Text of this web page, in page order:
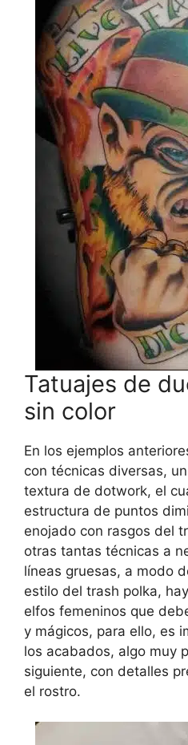
Tatuajes de
sin color
En los ejemplos
con técnicas diversas,
textura de dotwork, el
estructura de puntos
enojado con rasgos del
otras tantas técnicas a
líneas gruesas, a modo
estilo del trash polka,
elfos femeninos que
y mágicos, para ello, es
los acabados, algo muy
siguiente, con detalles
el rostro.